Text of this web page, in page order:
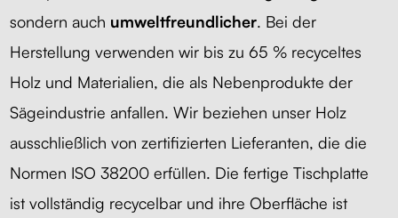
sondern auch umweltfreundlicher. Bei der
Herstellung verwenden wir bis zu 65 % recyceltes
Holz und Materialien, die als Nebenprodukte der
Sägeindustrie anfallen. Wir beziehen unser Holz
ausschließlich von zertifizierten Lieferanten, die die
Normen ISO 38200 erfüllen. Die fertige Tischplatte
ist vollständig recycelbar und ihre Oberfläche ist